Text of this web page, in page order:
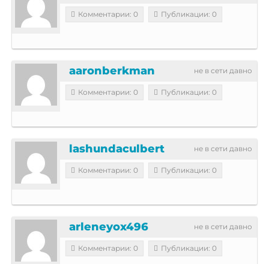
Комментарии: 0 Публикации: 0
не в сети давно
aaronberkman
Комментарии: 0 Публикации: 0
не в сети давно
lashundaculbert
Комментарии: 0 Публикации: 0
не в сети давно
arleneyox496
Комментарии: 0 Публикации: 0